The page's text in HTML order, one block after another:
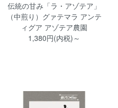
伝統の甘み「ラ・アゾテア」
（中煎り）グァテマラ アンテ
ィグア アゾテア農園
1,380円(内税)～